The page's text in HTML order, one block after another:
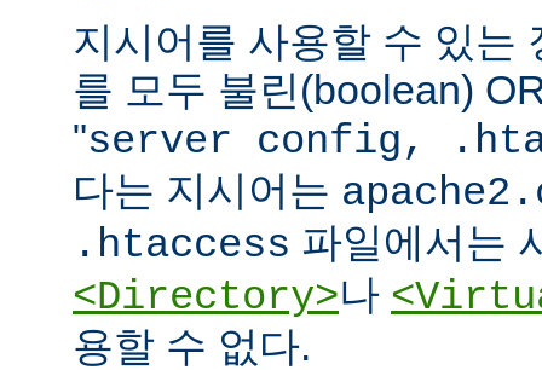
지시어를 사용할 수 있는
를 모두 불린(boolean)
"server config,
다는 지시어는
.htaccess 파일에서는
<Directory>나
용할 수 없다.